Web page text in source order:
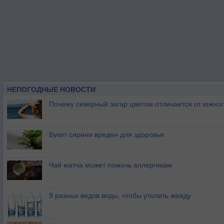
НЕПОГОДНЫЕ НОВОСТИ
Почему северный загар цветом отличается от
Букет сирени вреден для здоровья
Чай матча может помочь аллергикам
9 разных видов воды, чтобы утолить жажду